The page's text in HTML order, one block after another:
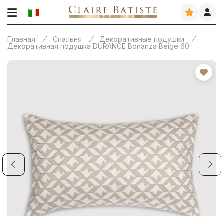
Главная Спальня
Декоративные подушки
Декоративная подушка DURANCE Bonanza Beige 60